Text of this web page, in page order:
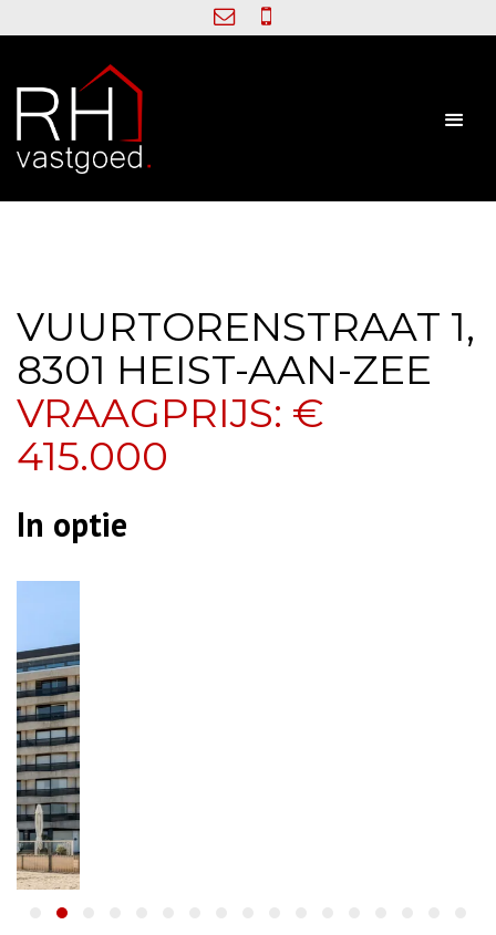
VUURTORENSTRAAT 1,
8301 HEIST-AAN-ZEE
VRAAGPRIJS: €
415.000
In optie